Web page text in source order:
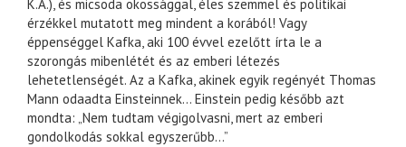
K.A.), és micsoda okossággal, éles szemmel és politikai
érzékkel mutatott meg mindent a korából! Vagy
éppenséggel Kafka, aki 100 évvel ezelőtt írta le a
szorongás mibenlétét és az emberi létezés
lehetetlenségét. Az a Kafka, akinek egyik regényét Thomas
Mann odaadta Einsteinnek… Einstein pedig később azt
mondta: „Nem tudtam végigolvasni, mert az emberi
gondolkodás sokkal egyszerűbb…”